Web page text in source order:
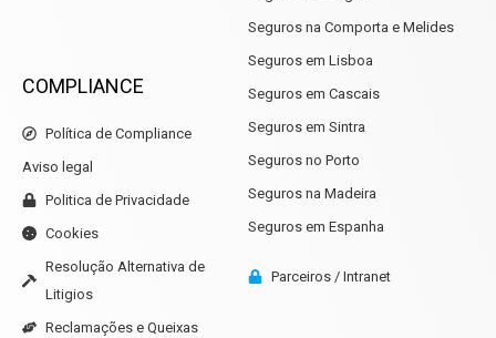
COMPLIANCE
Política de Compliance
Aviso legal
Politica de Privacidade
Cookies
Resolução Alternativa de
Litigios
Reclamações e Queixas
Seguros na Comporta e Melides
Seguros em Lisboa
Seguros em Cascais
Seguros em Sintra
Seguros no Porto
Seguros na Madeira
Seguros em Espanha
Parceiros / Intranet